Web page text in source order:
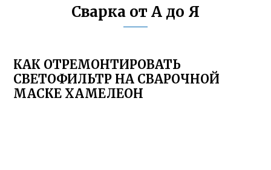
Сварка от А до Я
КАК ОТРЕМОНТИРОВАТЬ
СВЕТОФИЛЬТР НА СВАРОЧНОЙ
МАСКЕ ХАМЕЛЕОН